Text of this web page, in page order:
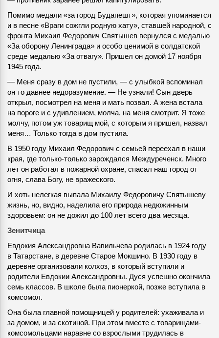
Помимо медали «за город Будапешт», которая упоминается
и в песне «Враги сожгли родную хату», ставшей народной, с
фронта Михаил Федорович Святышев вернулся с медалью
«За оборону Ленинграда» и особо ценимой в солдатской
среде медалью «За отвагу». Пришел он домой 17 ноября
1945 года.
— Меня сразу в дом не пустили, — с улыбкой вспоминал
он то давнее недоразумение. — Не узнали! Сын дверь
открыл, посмотрел на меня и мать позвал. А жена встала
на пороге и с удивлением, молча, на меня смотрит. Я тоже
молчу, потом уж товарищ мой, с которым я пришел, назвал
меня… Только тогда в дом пустила.
В 1950 году Михаил Федорович с семьей переехал в наши
края, где только-только зарождался Междуреченск. Много
лет он работал в пожарной охране, спасал наш город от
огня, слава Богу, не вражеского.
И хоть нелегкая выпала Михаилу Федоровичу Святышеву
жизнь, но, видно, наделила его природа недюжинным
здоровьем: он не дожил до 100 лет всего два месяца.
Зенитчица
Евдокия Александровна Вавильчева родилась в 1924 году
в Татарстане, в деревне Старое Мокшино. В 1930 году в
деревне организовали колхоз, в который вступили и
родители Евдокии Александровны. Дуся успешно окончила
семь классов. В школе была пионеркой, позже вступила в
комсомол.
Она была главной помощницей у родителей: ухаживала и
за домом, и за скотиной. При этом вместе с товарищами-
комсомольцами наравне со взрослыми трудилась в